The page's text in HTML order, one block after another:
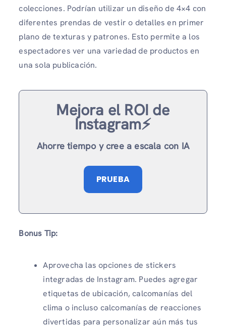
colecciones. Podrían utilizar un diseño de 4×4 con
diferentes prendas de vestir o detalles en primer
plano de texturas y patrones. Esto permite a los
espectadores ver una variedad de productos en
una sola publicación.
Mejora el ROI de
Instagram⚡️
Ahorre tiempo y cree a escala con IA
PRUEBA
Bonus Tip:
Aprovecha las opciones de stickers
integradas de Instagram. Puedes agregar
etiquetas de ubicación, calcomanías del
clima o incluso calcomanías de reacciones
divertidas para personalizar aún más tus